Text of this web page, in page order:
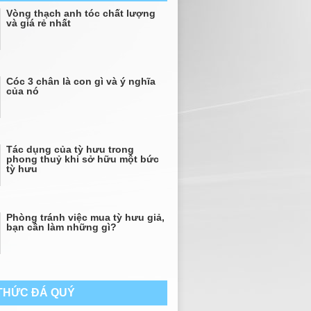
Vòng thạch anh tóc chất lượng
và giá rẻ nhất
Cóc 3 chân là con gì và ý nghĩa
của nó
Tác dụng của tỳ hưu trong
phong thuỷ khi sở hữu một bức
tỳ hưu
Phòng tránh việc mua tỳ hưu giả,
bạn cần làm những gì?
ĐÁ QUÝ